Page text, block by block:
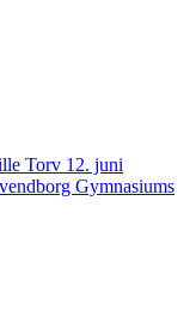
Torv 12. juni
Gymnasiums